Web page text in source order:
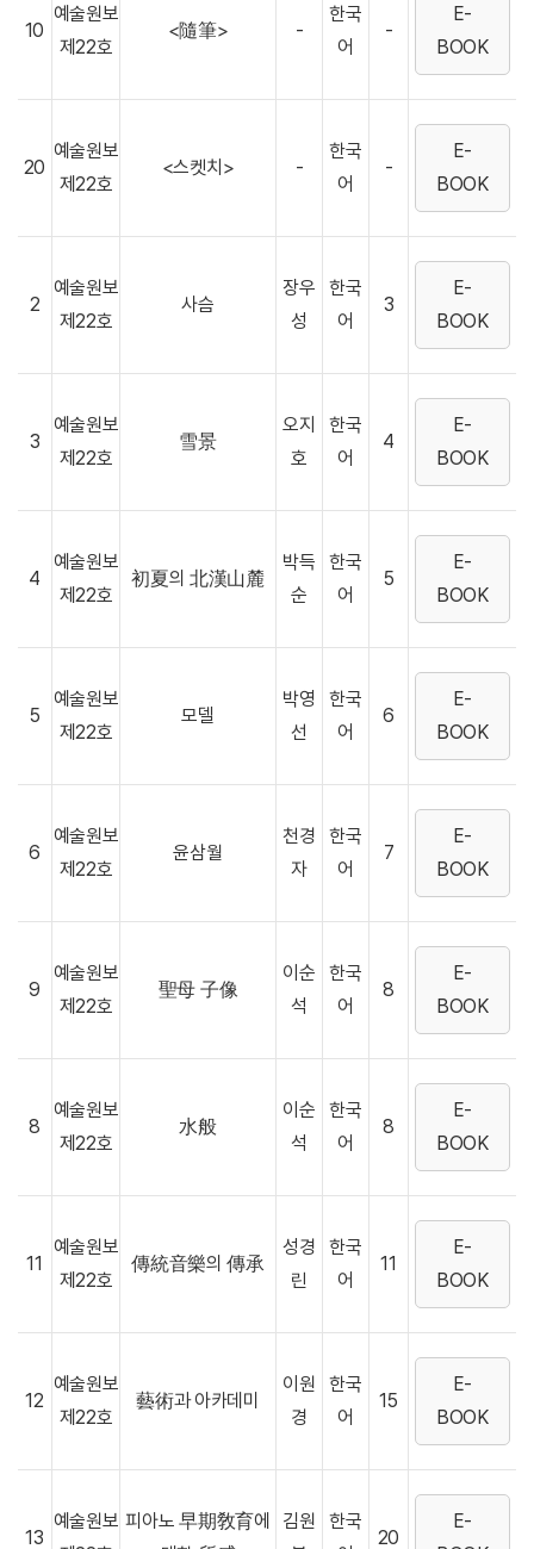
10
예술원보
제22호
<隨筆> -
한국
어
-
E-
BOOK
20
예술원보
제22호
<스켓치> -
한국
어
-
E-
BOOK
2
예술원보
제22호
사슴
장우
성
한국
어
3
E-
BOOK
3
예술원보
제22호
雪景
오지
호
한국
어
4
E-
BOOK
4
예술원보
제22호
初夏의 北漢山麓
박득
순
한국
어
5
E-
BOOK
5
예술원보
제22호
모델
박영
선
한국
어
6
E-
BOOK
6
예술원보
제22호
윤삼월
천경
자
한국
어
7
E-
BOOK
9
예술원보
제22호
聖母 子像
이순
석
한국
어
8
E-
BOOK
8
예술원보
제22호
水般
이순
석
한국
어
8
E-
BOOK
11
예술원보
제22호
傳統音樂의 傳承
성경
린
한국
어
11
E-
BOOK
12
예술원보
제22호
藝術과 아카데미
이원
경
한국
어
15
E-
BOOK
13
예술원보 피아노 早期敎育에
김원
한국
20
E-